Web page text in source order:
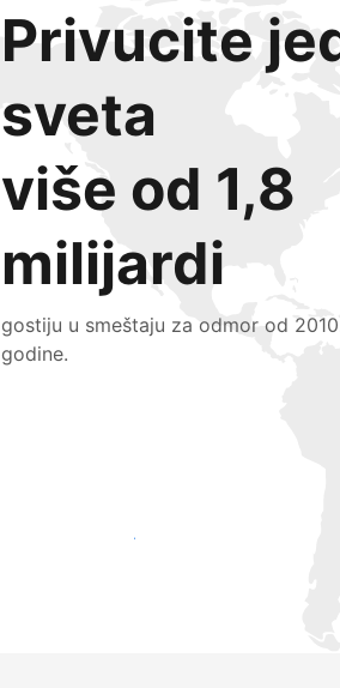
Privucite
sveta
više od 1,8
milijardi
gostiju u smeštaju za odmor od
godine.
Privucite nove goste već danas